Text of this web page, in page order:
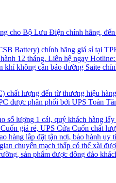
cho Bộ Lưu Điện chính hãng,
Battery) chính hãng giá sỉ tại
12 tháng. Liên hệ ngay
không cần bảo dưỡng Saite
lượng đến từ thương hiệu
được phân phối bởi UPS Toàn
số lượng 1 cái, quý khách hàng
giá rẻ, UPS Cửa Cuốn chất
lắp đặt tận nơi, bảo hành
chuyển mạch thấp có thể xài
sản phẩm được đông đảo